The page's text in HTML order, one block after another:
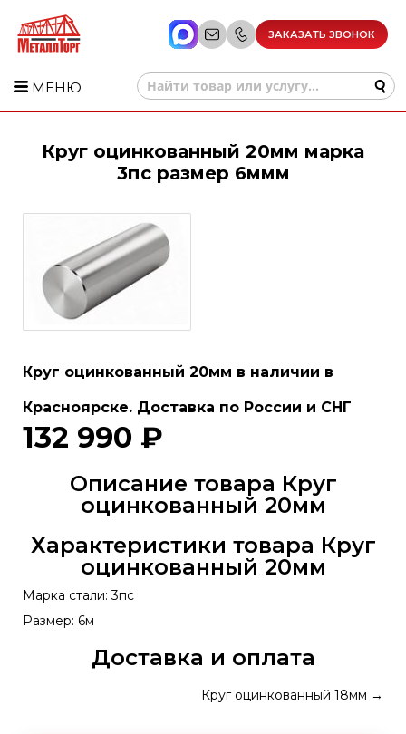
ЗАКАЗАТЬ ЗВОНОК
МЕНЮ
Круг оцинкованный 20мм марка
3пс размер 6ммм
Круг оцинкованный 20мм в наличии в
Красноярске. Доставка по России и СНГ
132 990 ₽
Описание товара Круг
оцинкованный 20мм
Характеристики товара Круг
оцинкованный 20мм
Марка стали: 3пс
Размер: 6м
Доставка и оплата
Круг оцинкованный 18мм →